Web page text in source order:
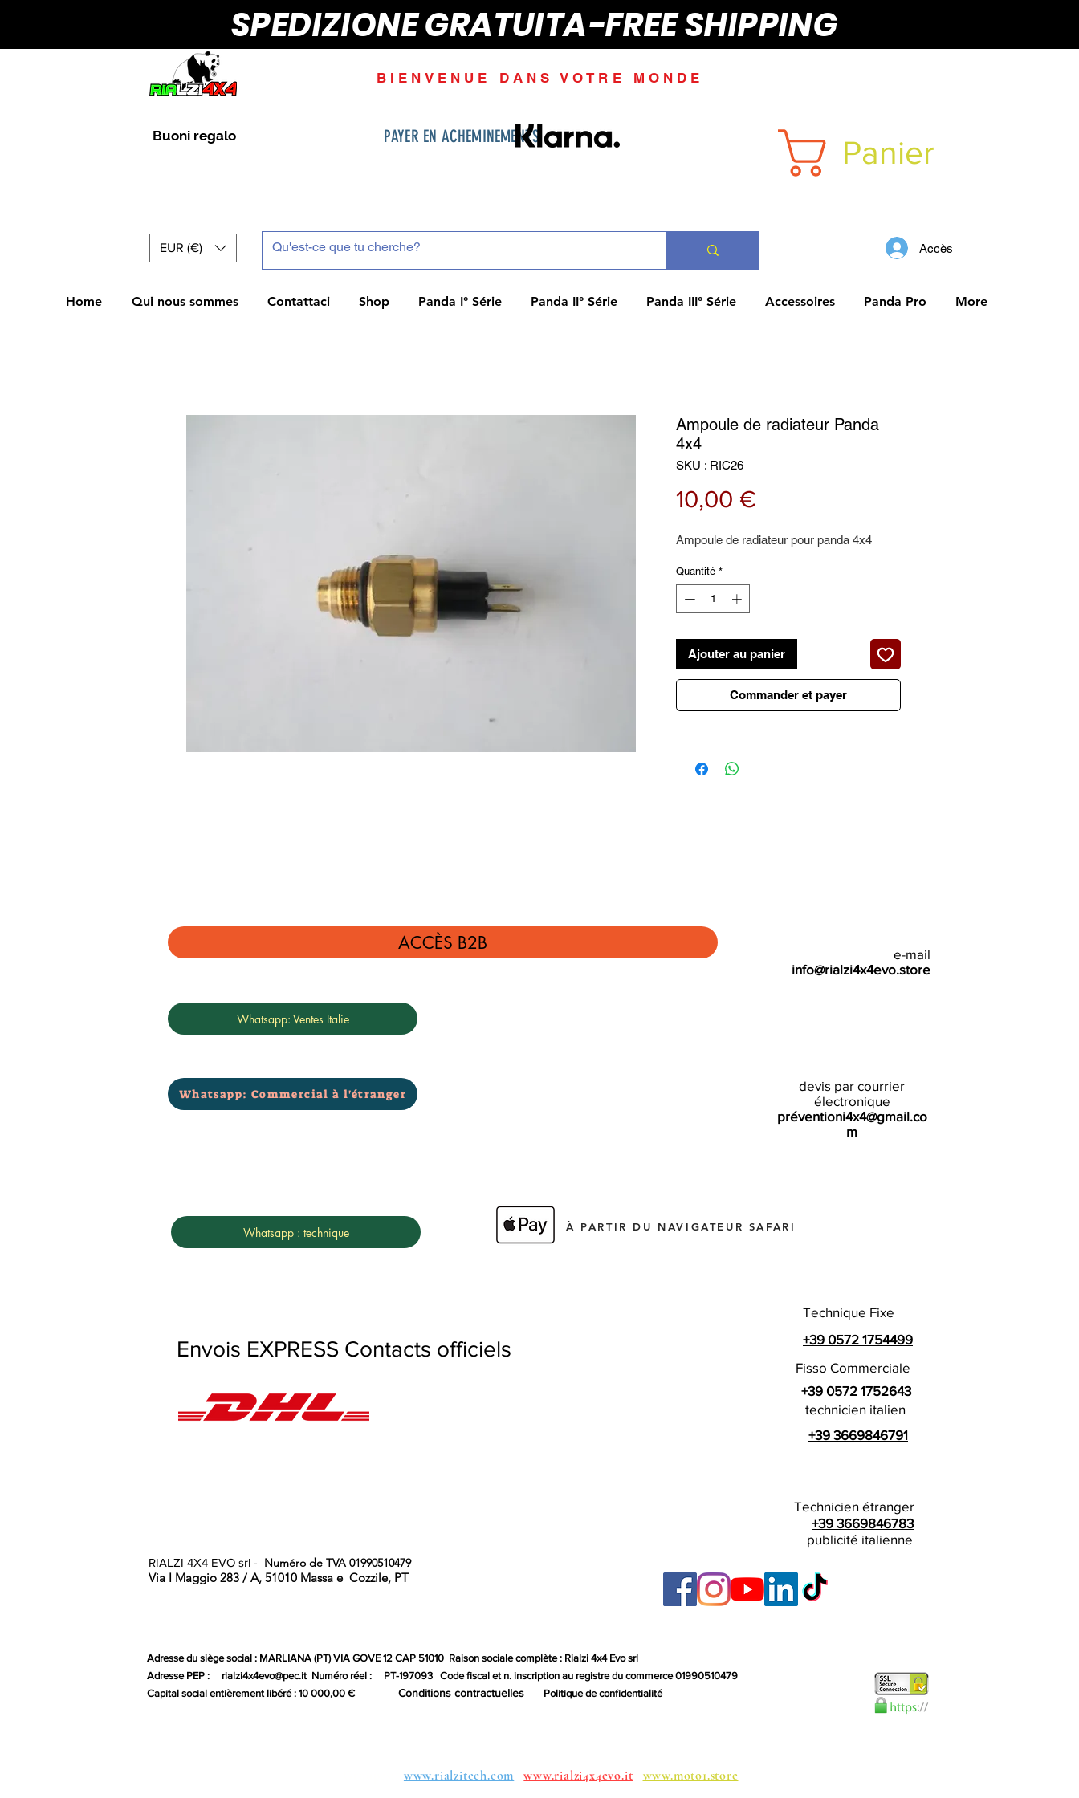
SPEDIZIONE GRATUITA-FREE SHIPPING
Buoni regalo
BIENVENUE DANS VOTRE MONDE
PAYER EN ACHEMINEMENTS Panier
EUR (€) Accès
Home Qui nous sommes Contattaci Shop Panda I° Série Panda II° Série Panda III° Série Accessoires Panda Pro More
Ampoule de radiateur Panda
4x4
SKU : RIC26
10,00 €
Ampoule de radiateur pour panda 4x4
Quantité *
Ajouter au panier
Commander et payer
ACCÈS B2B
e-mail
info@rialzi4x4evo.store
Whatsapp: Ventes Italie
Whatsapp: Commercial à l'étranger
devis par courrier
électronique
préventioni4x4@gmail.co
m
Whatsapp : technique À PARTIR DU NAVIGATEUR SAFARI
Technique Fixe
Envois EXPRESS Contacts officiels
+39 0572 1754499
Fisso Commerciale
+39 0572 1752643
technicien italien
+39 3669846791
Technicien étranger
+39 3669846783
publicité italienne
RIALZI 4X4 EVO srl - Numéro de TVA 01990510479
Via I Maggio 283 / A, 51010 Massa e Cozzile, PT
Adresse du siège social : MARLIANA (PT) VIA GOVE 12 CAP 51010 Raison sociale complète : Rialzi 4x4 Evo srl
Adresse PEP :
rialzi4x4evo@pec.it Numéro réel : PT-197093 Code fiscal et n. inscription au registre du commerce 01990510479
Capital social entièrement libéré : 10 000,00 €
Conditions contractuelles Politique de confidentialité
www.rialzitech.com www.rialzi4x4evo.it www.moto1.store